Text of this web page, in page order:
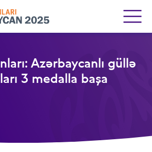
Azərbaycanlı güllə
3 medalla başa